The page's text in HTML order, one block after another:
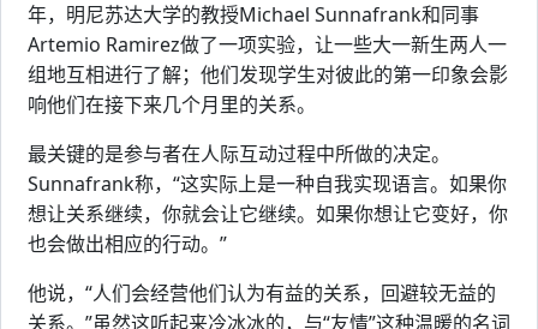
年，明尼苏达大学的教授Michael Sunnafrank和同事
Artemio Ramirez做了一项实验，让一些大一新生两人一
组地互相进行了解；他们发现学生对彼此的第一印象会影
响他们在接下来几个月里的关系。
最关键的是参与者在人际互动过程中所做的决定。
Sunnafrank称，“这实际上是一种自我实现语言。如果你
想让关系继续，你就会让它继续。如果你想让它变好，你
也会做出相应的行动。”
他说，“人们会经营他们认为有益的关系，回避较无益的
关系。”虽然这听起来冷冰冰的，与“友情”这种温暖的名词